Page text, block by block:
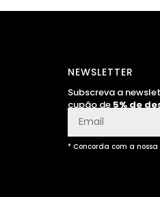
NEWSLETTER
Subscreva a
cupão de 5% de
* Concorda com a nossa